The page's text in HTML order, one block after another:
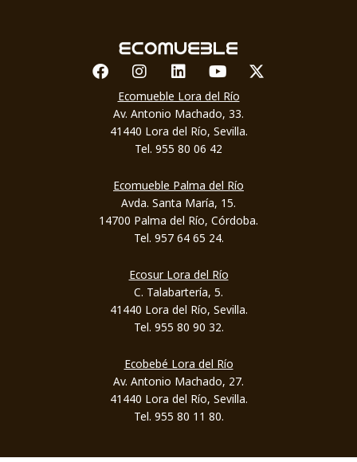
FacebookInstagram
LinkedinYoutubeX-twitter
Ecomueble Lora del Río
Av. Antonio Machado, 33.
41440 Lora del Río, Sevilla.
Tel. 955 80 06 42
Ecomueble Palma del Río
Avda. Santa María, 15.
14700 Palma del Río, Córdoba.
Tel. 957 64 65 24.
Ecosur Lora del Río
C. Talabartería, 5.
41440 Lora del Río, Sevilla.
Tel. 955 80 90 32.
Ecobebé Lora del Río
Av. Antonio Machado, 27.
41440 Lora del Río, Sevilla.
Tel. 955 80 11 80.